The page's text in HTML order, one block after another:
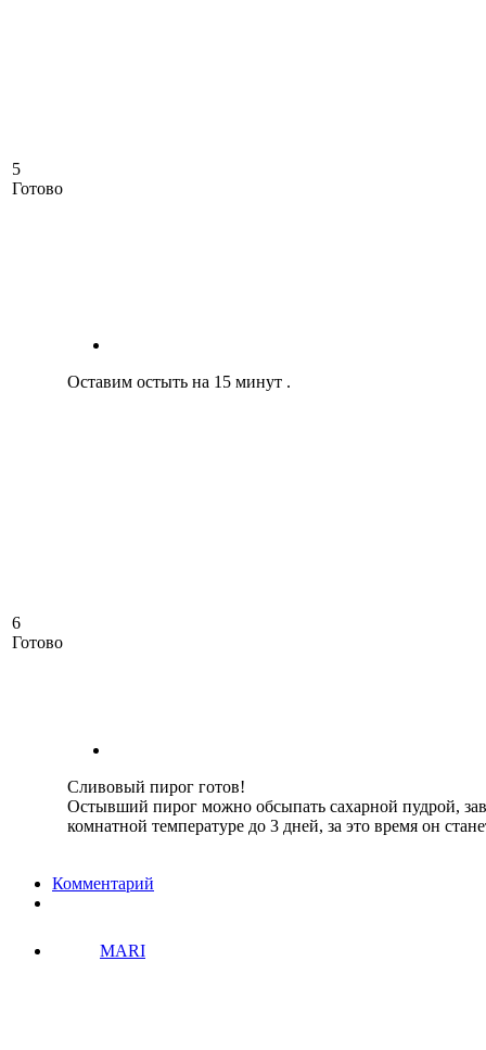
5
Готово
Оставим остыть на 15 минут .
6
Готово
Сливовый пирог готов!
Остывший пирог можно обсыпать сахарной пудрой,
комнатной температуре до 3 дней, за это время он
Комментарий
MARI